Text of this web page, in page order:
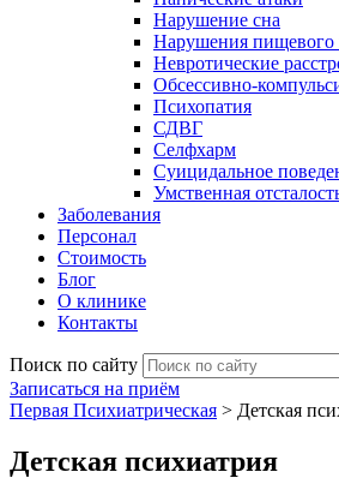
Нарушение сна
Нарушения пищевого
Невротические
Обсессивно-
Психопатия
СДВГ
Селфхарм
Суицидальное
Умственная
Заболевания
Персонал
Стоимость
Блог
О клинике
Контакты
Поиск по сайту
Записаться на приём
Первая Психиатрическая > Детская
Детская психиатрия